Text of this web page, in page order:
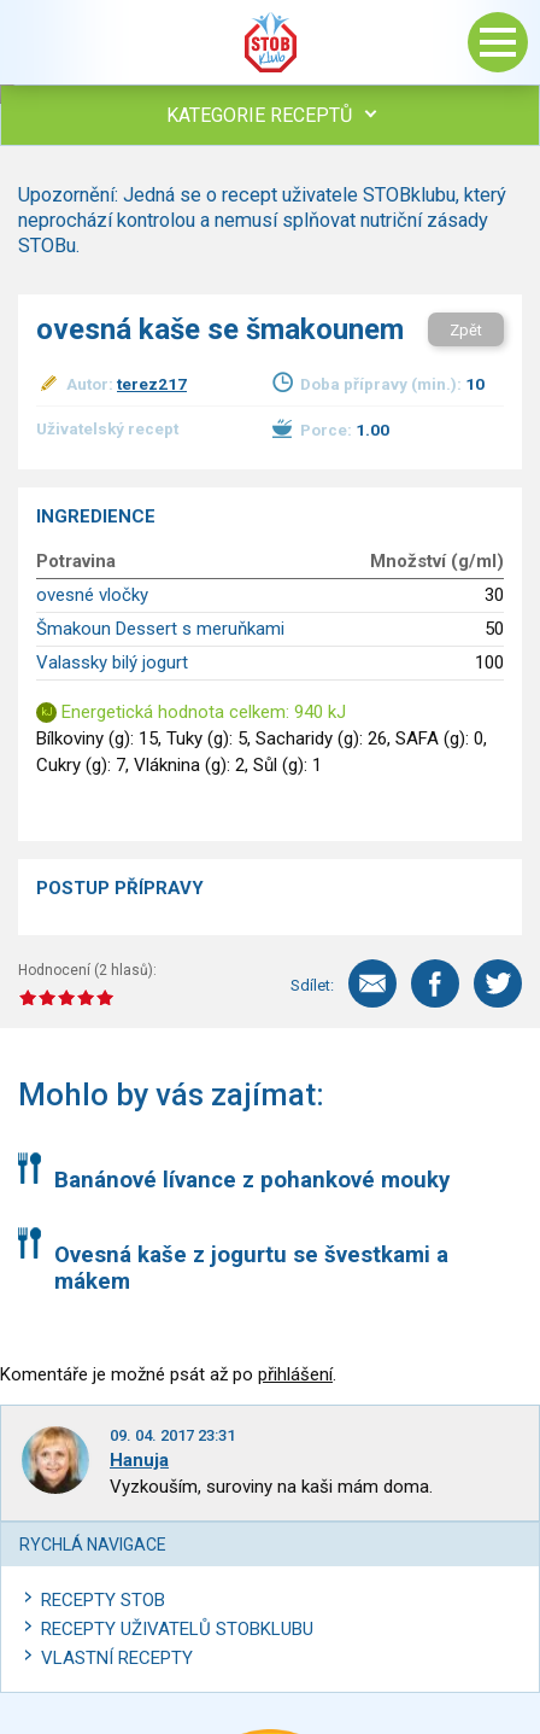
KATEGORIE RECEPTŮ
Polévky
Studená kuchyně
Bezmasé a zeleninové
Sladké pokrmy
Dezerty
Dětské recepty
GLP-1 recepty
Upozornění: Jedná se o recept uživatele STOBklubu, který
neprochází kontrolou a nemusí splňovat nutriční zásady
STOBu.
ovesná kaše se šmakounem Zpět
Autor: terez217 Doba přípravy (min.): 10
Uživatelský recept Porce: 1.00
INGREDIENCE
Potravina
Množství (g/ml)
ovesné vločky
30
Šmakoun Dessert s meruňkami
50
Valassky bilý jogurt
100
Energetická hodnota celkem: 940 kJ
Bílkoviny (g): 15, Tuky (g): 5, Sacharidy (g): 26, SAFA (g): 0,
Cukry (g): 7, Vláknina (g): 2, Sůl (g): 1
POSTUP PŘÍPRAVY
Hodnocení (2 hlasů):
Sdílet:
Mohlo by vás zajímat:
Banánové lívance z pohankové mouky
Ovesná kaše z jogurtu se švestkami a
mákem
Komentáře je možné psát až po přihlášení.
09. 04. 2017 23:31
Hanuja
Vyzkouším, suroviny na kaši mám doma.
RYCHLÁ NAVIGACE
RECEPTY STOB
RECEPTY UŽIVATELŮ STOBKLUBU
VLASTNÍ RECEPTY